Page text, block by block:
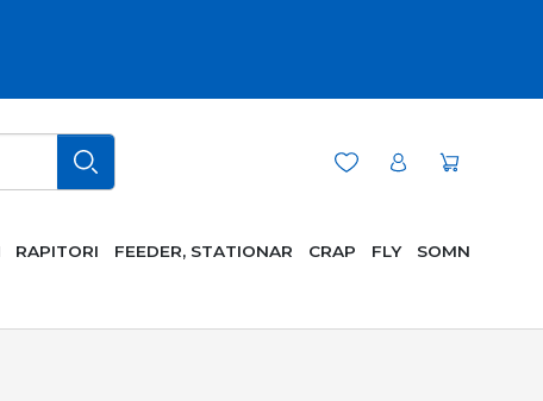
RAPITORI FEEDER, STATIONAR CRAP FLY SOMN